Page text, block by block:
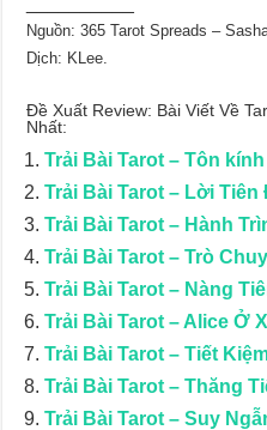
Nguồn: 365 Tarot Spreads –
Dịch: KLee.
Đề Xuất Review: Bài Viết Về
Nhất:
Trải Bài Tarot – Tôn
Trải Bài Tarot – Lời
Trải Bài Tarot – Hành
Trải Bài Tarot – Trò
Trải Bài Tarot – Nàng
Trải Bài Tarot – Alice Ở
Trải Bài Tarot – Tiết
Trải Bài Tarot – Thăng
Trải Bài Tarot – Suy